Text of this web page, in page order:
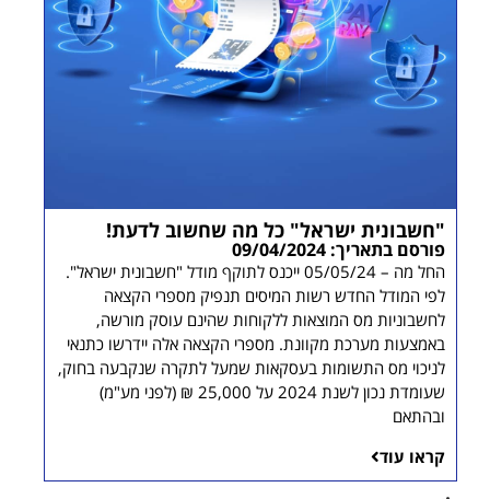
"חשבונית ישראל" כל מה שחשוב לדעת!
פורסם בתאריך: 09/04/2024
החל מה – 05/05/24 ייכנס לתוקף מודל "חשבונית ישראל".
לפי המודל החדש רשות המיסים תנפיק מספרי הקצאה
לחשבוניות מס המוצאות ללקוחות שהינם עוסק מורשה,
באמצעות מערכת מקוונת. מספרי הקצאה אלה יידרשו כתנאי
לניכוי מס התשומות בעסקאות שמעל לתקרה שנקבעה בחוק,
שעומדת נכון לשנת 2024 על 25,000 ₪ (לפני מע"מ)
ובהתאם
קראו עוד